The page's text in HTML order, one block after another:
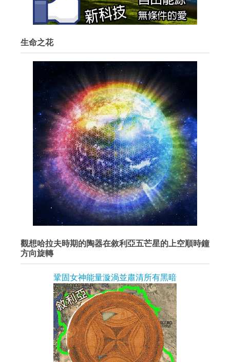
生命之花
觀想哈拉夫時期的陶器在敘利亞五芒星的上空順時鐘
方向旋轉
鞏固女神能量漩渦並肅清所有黑暗